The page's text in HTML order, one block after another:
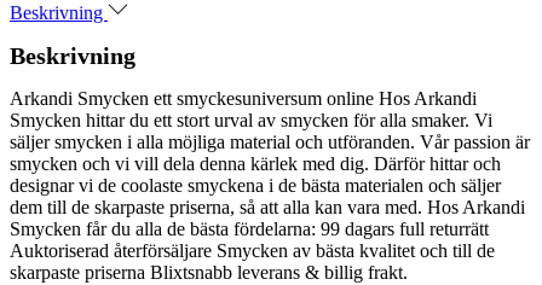
Beskrivning
Beskrivning
Arkandi Smycken ett smyckesuniversum online Hos Arkandi
Smycken hittar du ett stort urval av smycken för alla smaker. Vi
säljer smycken i alla möjliga material och utföranden. Vår passion är
smycken och vi vill dela denna kärlek med dig. Därför hittar och
designar vi de coolaste smyckena i de bästa materialen och säljer
dem till de skarpaste priserna, så att alla kan vara med. Hos Arkandi
Smycken får du alla de bästa fördelarna: 99 dagars full returrätt
Auktoriserad återförsäljare Smycken av bästa kvalitet och till de
skarpaste priserna Blixtsnabb leverans & billig frakt.